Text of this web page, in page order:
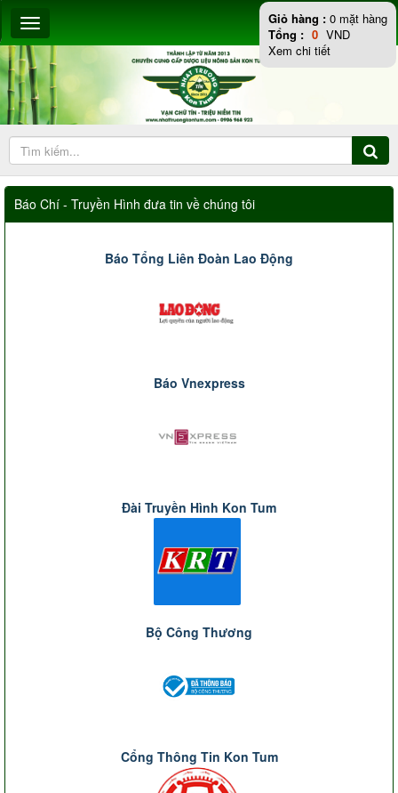
Báo Chí - Truyền Hình đưa tin về chúng tôi
Báo Tổng Liên Đoàn Lao Động
Báo Vnexpress
Đài Truyền Hình Kon Tum
Bộ Công Thương
Cổng Thông Tin Kon Tum
Giỏ hàng : 0 mặt hàng
Tổng : 0 VND
Xem chi tiết